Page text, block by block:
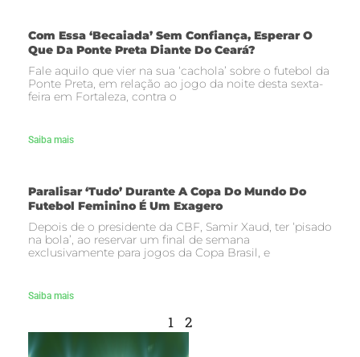
Com Essa ‘becaiada’ Sem Confiança, Esperar O
Que Da Ponte Preta Diante Do Ceará?
Fale aquilo que vier na sua ‘cachola’ sobre o futebol da
Ponte Preta, em relação ao jogo da noite desta sexta-
feira em Fortaleza, contra o
Saiba mais
Paralisar ‘tudo’ Durante A Copa Do Mundo Do
Futebol Feminino É Um Exagero
Depois de o presidente da CBF, Samir Xaud, ter ‘pisado
na bola’, ao reservar um final de semana
exclusivamente para jogos da Copa Brasil, e
Saiba mais
1 2